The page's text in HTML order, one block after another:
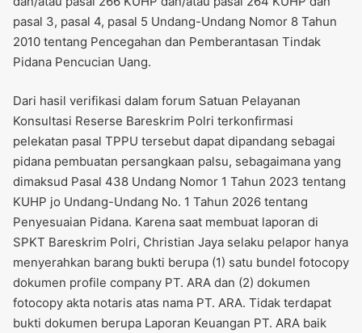
pasal 3, pasal 4, pasal 5 Undang-Undang Nomor 8 Tahun
2010 tentang Pencegahan dan Pemberantasan Tindak
Pidana Pencucian Uang.
Dari hasil verifikasi dalam forum Satuan Pelayanan
Konsultasi Reserse Bareskrim Polri terkonfirmasi
pelekatan pasal TPPU tersebut dapat dipandang sebagai
pidana pembuatan persangkaan palsu, sebagaimana yang
dimaksud Pasal 438 Undang Nomor 1 Tahun 2023 tentang
KUHP jo Undang-Undang No. 1 Tahun 2026 tentang
Penyesuaian Pidana. Karena saat membuat laporan di
SPKT Bareskrim Polri, Christian Jaya selaku pelapor hanya
menyerahkan barang bukti berupa (1) satu bundel fotocopy
dokumen profile company PT. ARA dan (2) dokumen
fotocopy akta notaris atas nama PT. ARA. Tidak terdapat
bukti dokumen berupa Laporan Keuangan PT. ARA baik